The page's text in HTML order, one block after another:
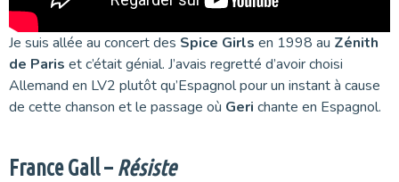
Je suis allée au concert des Spice Girls en 1998 au Zénith
de Paris et c’était génial. J’avais regretté d’avoir choisi
Allemand en LV2 plutôt qu’Espagnol pour un instant à cause
de cette chanson et le passage où Geri chante en Espagnol.
France Gall – Résiste